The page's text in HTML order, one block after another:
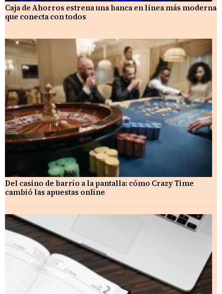
Caja de Ahorros estrena una banca en línea más moderna
que conecta con todos
Del casino de barrio a la pantalla: cómo Crazy Time
cambió las apuestas online